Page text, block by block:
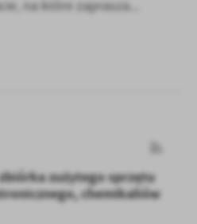
na które zaprasza...
zużytego sprzętu
chemikaliów